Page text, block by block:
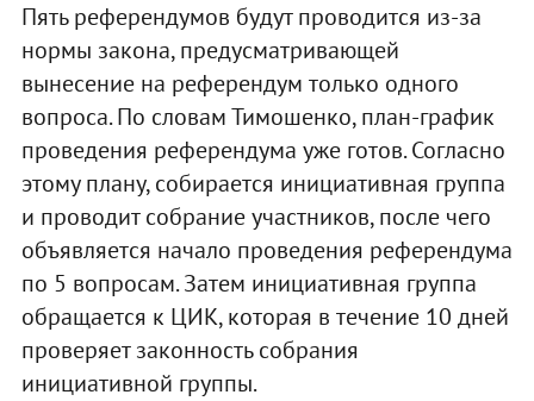
Пять референдумов будут проводится из-за
нормы закона, предусматривающей
вынесение на референдум только одного
вопроса. По словам Тимошенко, план-график
проведения референдума уже готов. Согласно
этому плану, собирается инициативная группа
и проводит собрание участников, после чего
объявляется начало проведения референдума
по 5 вопросам. Затем инициативная группа
обращается к ЦИК, которая в течение 10 дней
проверяет законность собрания
инициативной группы.